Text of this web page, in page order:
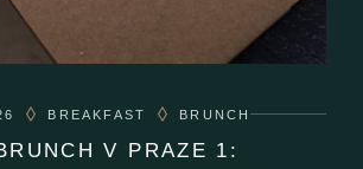
BREAKFAST BRUNCH
V PRAZE 1: